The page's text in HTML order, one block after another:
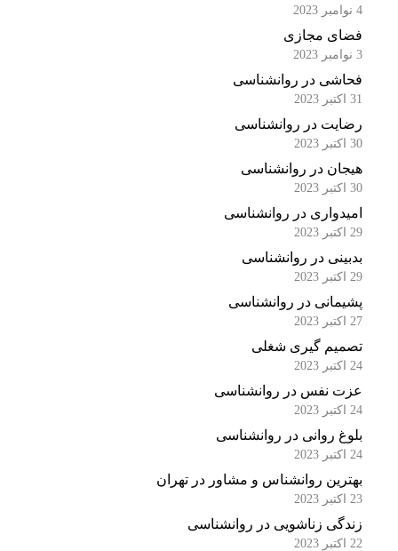
فضای مجازی
فحاشی در روانشناسی
رضایت در روانشناسی
هیجان در روانشناسی
امیدواری در روانشناسی
بدبینی در روانشناسی
پشیمانی در روانشناسی
تصمیم گیری شغلی
عزت نفس در روانشناسی
بلوغ روانی در روانشناسی
بهترین روانشناس و مشاور در تهران
زندگی زناشویی در روانشناسی